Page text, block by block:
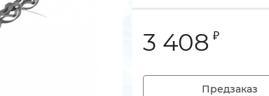
3 408 ₽
Предзаказ